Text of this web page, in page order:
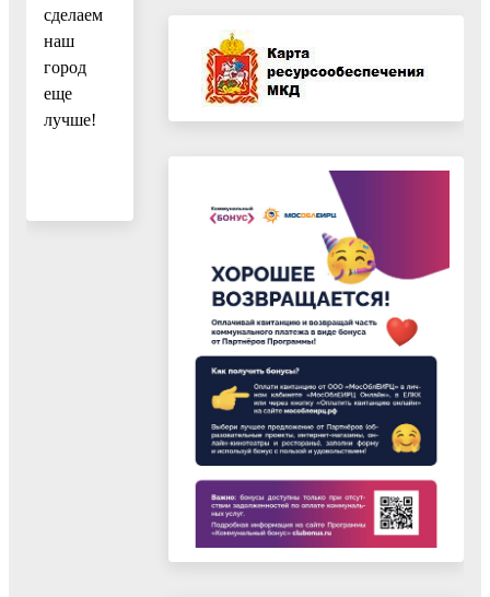
сделаем
наш
город
еще
лучше!